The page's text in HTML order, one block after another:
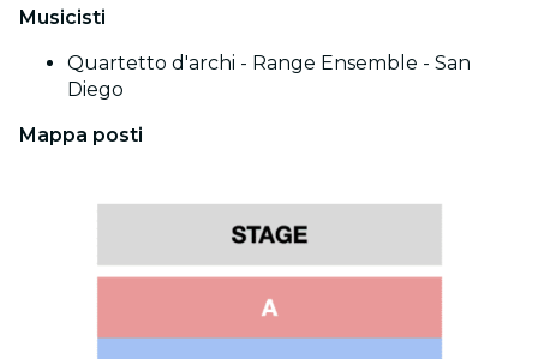
Musicisti
Quartetto d'archi - Range Ensemble - San
Diego
Mappa posti